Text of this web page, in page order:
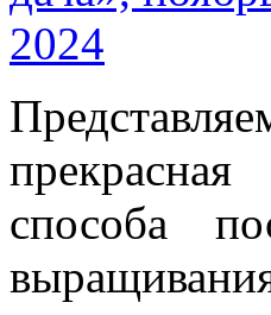
способа